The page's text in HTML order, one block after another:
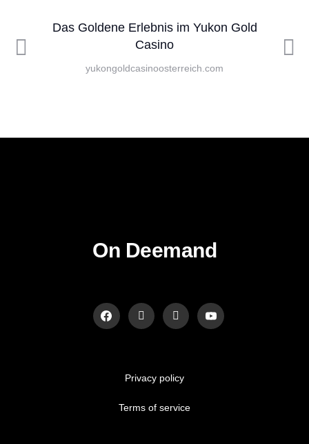
Das Goldene Erlebnis im Yukon Gold
Casino
yukongoldcasinoosterreich.com
On Deemand
Privacy policy
Terms of service